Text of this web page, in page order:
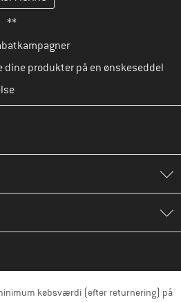
**
dine produkter på en ønskeseddel
købsværdi (efter returnering) på